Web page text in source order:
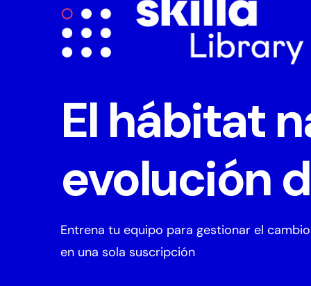
El hábitat
evolución
Entrena tu equipo para gestionar el
en una sola suscripción